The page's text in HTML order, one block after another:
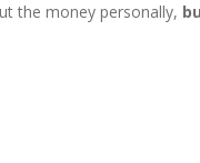
the money personally,